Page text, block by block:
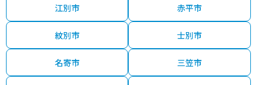
江別市 赤平市
紋別市 士別市
名寄市 三笠市